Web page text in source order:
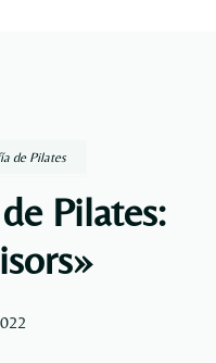
de Pilates
Pilates: